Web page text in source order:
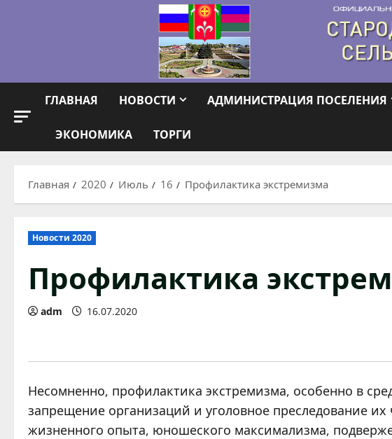
ГЛАВНАЯ НОВОСТИ АДМИНИСТРАЦИЯ ПОСЕЛЕНИЯ
ЭКОНОМИКА ТОРГИ
Главная 2020 Июль 16 Профилактика экстремизма
Новости 2020
Профилактика
adm 16.07.2020
Несомненно, профилактика экстремизма, особенно в
запрещение организаций и уголовное преследование
жизненного опыта, юношеского максимализма,